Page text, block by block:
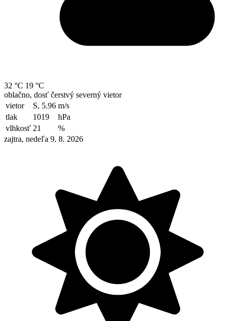
32 °C 19 °C
oblačno, dosť čerstvý severný vietor
vietor
S, 5.96 m/s
tlak
1019
hPa
vlhkosť 21
%
zajtra, nedeľa 9. 8. 2026